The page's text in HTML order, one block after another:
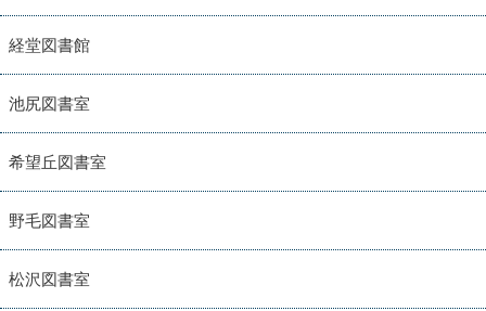
経堂図書館
池尻図書室
希望丘図書室
野毛図書室
松沢図書室